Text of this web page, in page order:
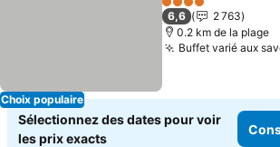
Choix populaire
4 Étoiles
6,6
2 763
0.2 km de la plage
Buffet varié aux
Sélectionnez des dates pour voir
les prix exacts